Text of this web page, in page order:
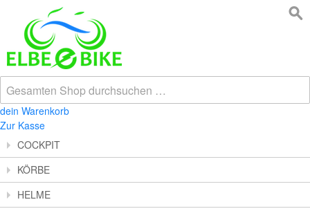
dein Warenkorb
Zur Kasse
COCKPIT
KÖRBE
HELME